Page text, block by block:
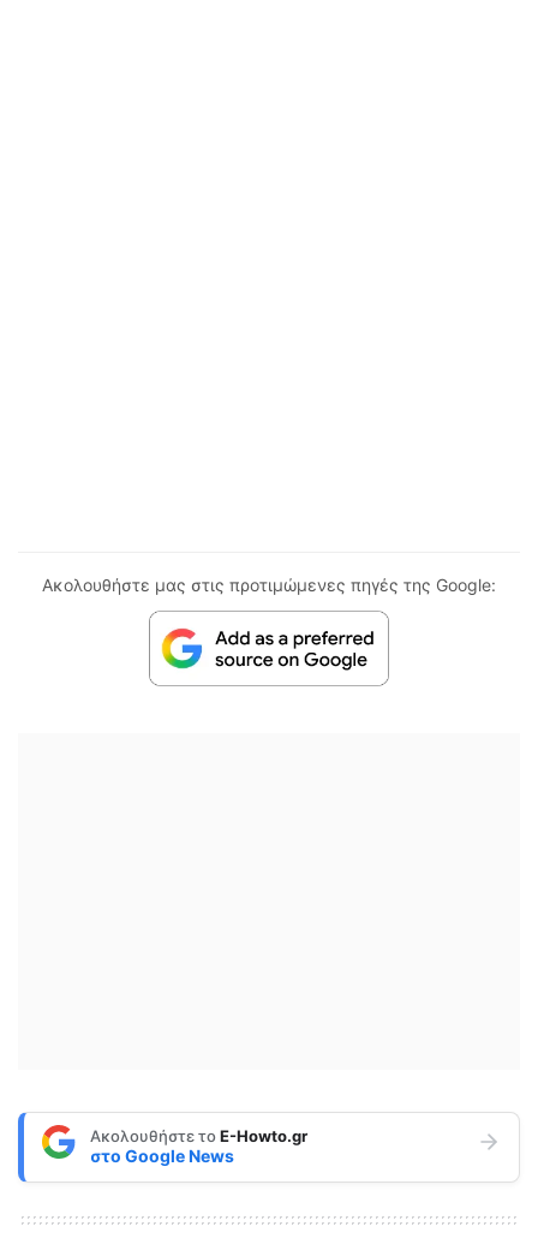
Ακολουθήστε μας στις προτιμώμενες πηγές της Google:
Ακολουθήστε τοE-Howto.gr
στο Google News